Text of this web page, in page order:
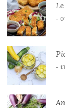
-
-